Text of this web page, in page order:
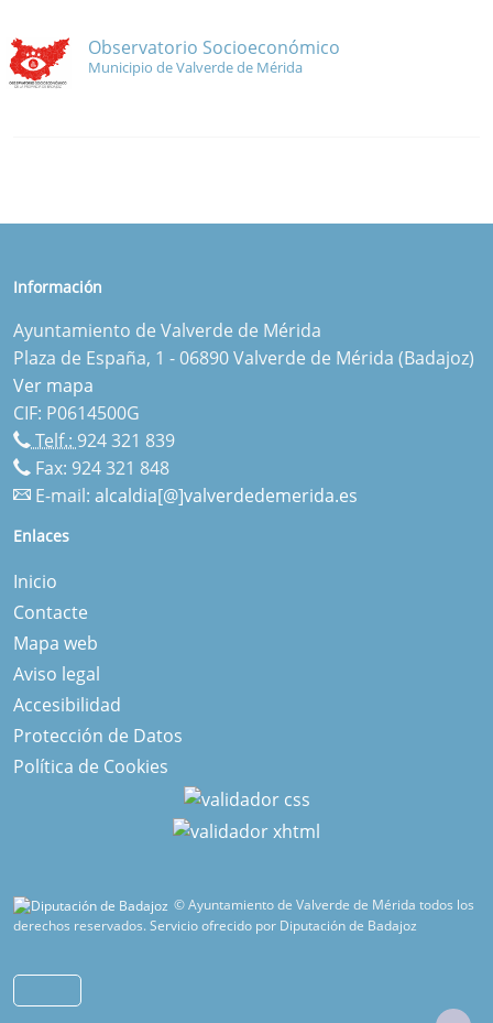
Observatorio Socioeconómico
Municipio de Valverde de Mérida
Información
Ayuntamiento de Valverde de Mérida
Plaza de España, 1 - 06890 Valverde de Mérida (Badajoz)
Ver mapa
CIF: P0614500G
Telf.: 924 321 839
Fax: 924 321 848
E-mail: alcaldia[@]valverdedemerida.es
Enlaces
Inicio
Contacte
Mapa web
Aviso legal
Accesibilidad
Protección de Datos
Política de Cookies
© Ayuntamiento de Valverde de Mérida todos los
derechos reservados.Servicio ofrecido por Diputación de Badajoz